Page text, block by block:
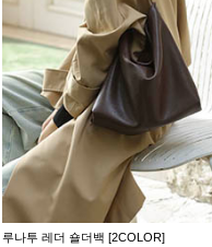
루나투 레더 숄더백 [2COLOR]